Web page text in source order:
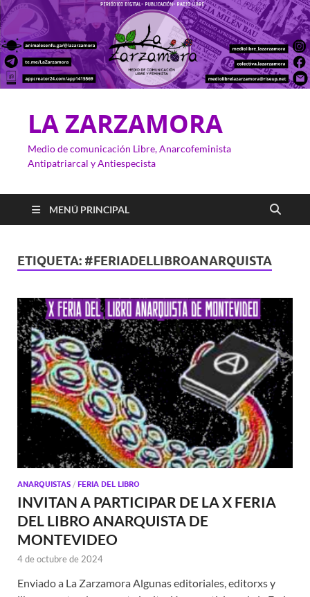
LA ZARZAMORA
Medio de comunicación Libre, Anarcofeminista
Antipatriarcal y Antiespecista
MENÚ PRINCIPAL
ETIQUETA: #FERIADELLIBROANARQUISTA
ANARQUISTAS / FERIA DEL LIBRO
INVITAN A PARTICIPAR DE LA X FERIA
DEL LIBRO ANARQUISTA DE
MONTEVIDEO
4 de octubre de 2024
Enviado a La Zarzamora Algunas editoriales, editorxs y